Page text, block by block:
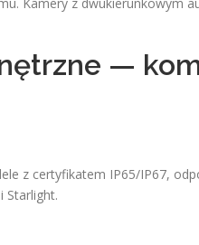
—
z certyfikatem IP65/IP67,
Starlight.